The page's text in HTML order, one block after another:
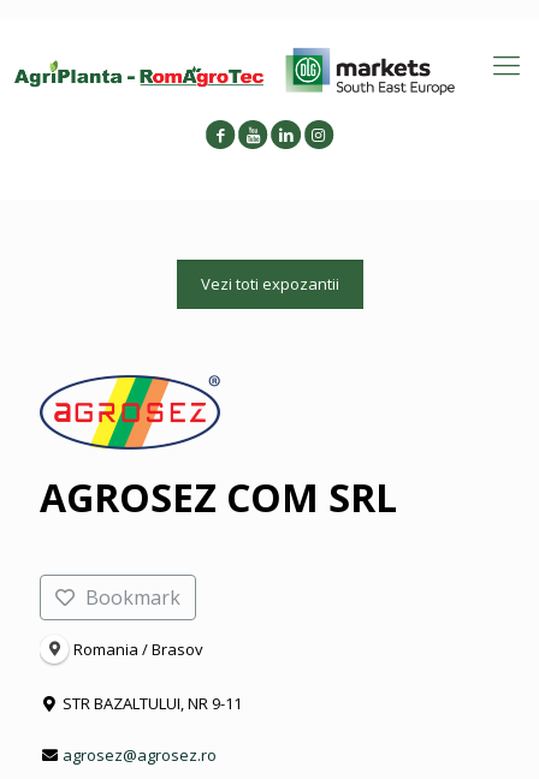
Vezi toti expozantii
AGROSEZ COM SRL
Bookmark
Romania / Brasov
STR BAZALTULUI, NR 9-11
agrosez@agrosez.ro